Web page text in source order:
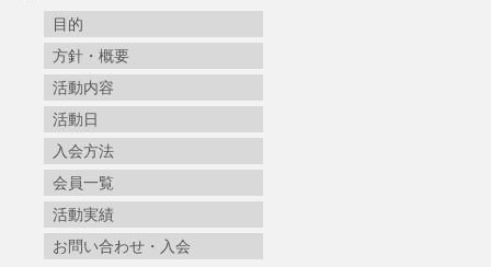
目的
方針・概要
活動内容
活動日
入会方法
会員一覧
活動実績
お問い合わせ・入会